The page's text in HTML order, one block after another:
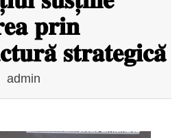
𝐩𝐫𝐢𝐧
𝐬𝐭𝐫𝐚𝐭𝐞𝐠𝐢𝐜𝐚̆
admin